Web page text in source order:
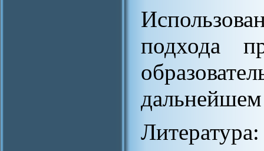
подхода
Литература: